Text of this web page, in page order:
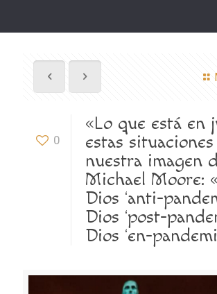
0
«Lo que está en
estas situaciones
nuestra imagen
Michael Moore:
Dios ‘anti-
Dios ‘post-
Dios ‘en-